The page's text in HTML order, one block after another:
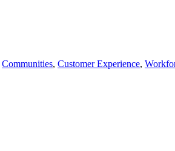
Communities, Customer Experience,